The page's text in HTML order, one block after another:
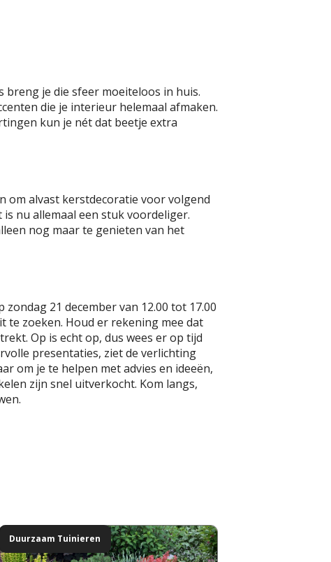
breng je die sfeer moeiteloos in huis.
die je interieur helemaal afmaken.
kun je nét dat beetje extra
om alvast kerstdecoratie voor volgend
nu allemaal een stuk voordeliger.
nog maar te genieten van het
21 december van 12.00 tot 17.00
zoeken. Houd er rekening mee dat
Op is echt op, dus wees er op tijd
presentaties, ziet de verlichting
om je te helpen met advies en ideeën,
zijn snel uitverkocht. Kom langs,
Duurzaam Tuinieren